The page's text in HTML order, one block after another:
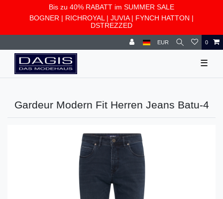
Bis zu 40% RABATT im SUMMER SALE
BOGNER | RICHROYAL | JUVIA| FYNCH HATTON |
DSTREZZED
EUR 0
☰
Gardeur Modern Fit Herren Jeans Batu-4